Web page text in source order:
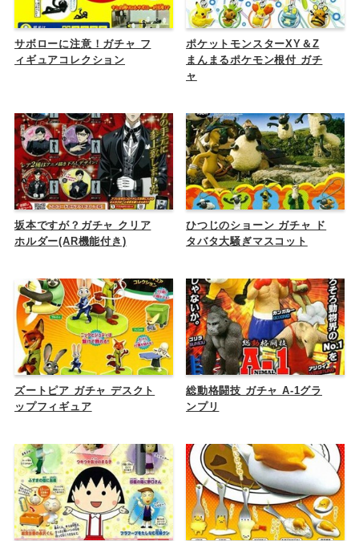
サボローに注意！ガチャ フ
ィギュアコレクション
ポケットモンスターXY＆Z
まんまるポケモン根付 ガチ
ャ
坂本ですが？ガチャ クリア
ホルダー(AR機能付き)
ひつじのショーン ガチャ ド
タバタ大騒ぎマスコット
ズートピア ガチャ デスクト
ップフィギュア
総動格闘技 ガチャ A-1グラ
ンプリ